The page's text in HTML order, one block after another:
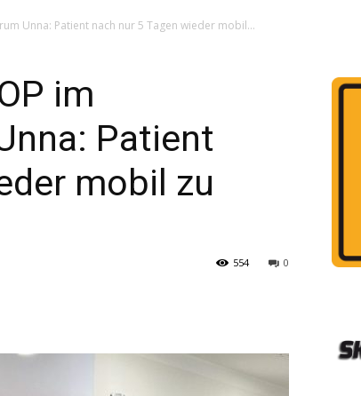
Unna: Patient nach nur 5 Tagen wieder mobil...
im
Patient
mobil zu
0
554